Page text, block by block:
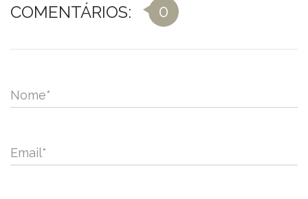
COMENTÁRIOS: 0
Nome*
Email*